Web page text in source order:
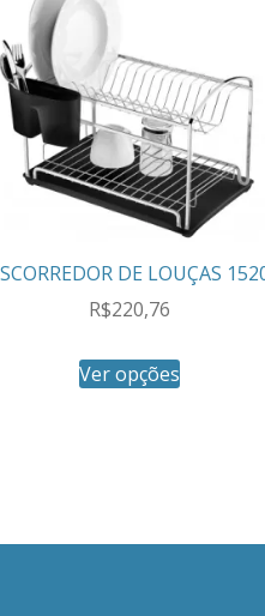
DE LOUÇAS
R$220,76
Ver opções